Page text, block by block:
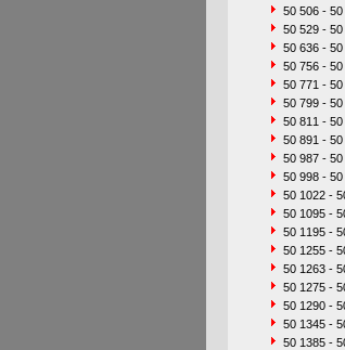
50 506 - 50
50 529 - 50
50 636 - 50
50 756 - 50
50 771 - 50
50 799 - 50
50 811 - 50
50 891 - 50
50 987 - 50
50 998 - 50
50 1022 -
50 1095 -
50 1195 -
50 1255 -
50 1263 -
50 1275 -
50 1290 -
50 1345 -
50 1385 -